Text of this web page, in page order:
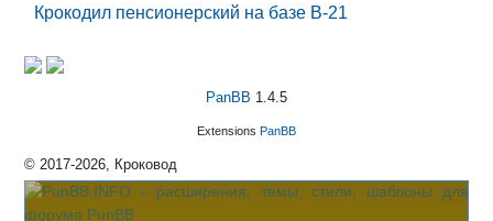
Крокодил пенсионерский на базе В-21
PanBB 1.4.5
Extensions PanBB
© 2017-2026, Кроковод